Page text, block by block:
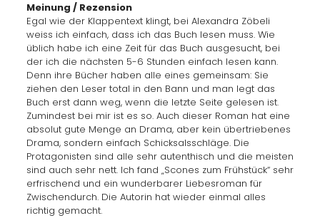
Meinung / Rezension
Egal wie der Klappentext klingt, bei Alexandra Zöbeli
weiss ich einfach, dass ich das Buch lesen muss. Wie
üblich habe ich eine Zeit für das Buch ausgesucht, bei
der ich die nächsten 5-6 Stunden einfach lesen kann.
Denn ihre Bücher haben alle eines gemeinsam: Sie
ziehen den Leser total in den Bann und man legt das
Buch erst dann weg, wenn die letzte Seite gelesen ist.
Zumindest bei mir ist es so. Auch dieser Roman hat eine
absolut gute Menge an Drama, aber kein übertriebenes
Drama, sondern einfach Schicksalsschläge. Die
Protagonisten sind alle sehr autenthisch und die meisten
sind auch sehr nett. Ich fand „Scones zum Frühstück“ sehr
erfrischend und ein wunderbarer Liebesroman für
Zwischendurch. Die Autorin hat wieder einmal alles
richtig gemacht.